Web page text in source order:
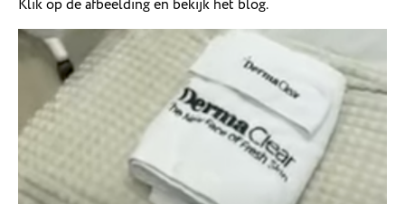
Klik op de afbeelding en bekijk het blog.